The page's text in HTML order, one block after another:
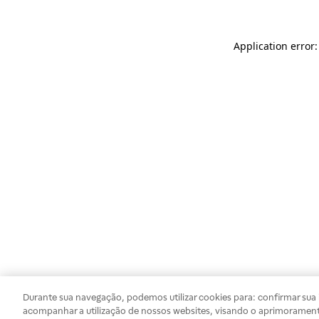
Application
Durante sua navegação, podemos utilizar cookies para: confirmar
acompanhar a utilização de nossos websites, visando o